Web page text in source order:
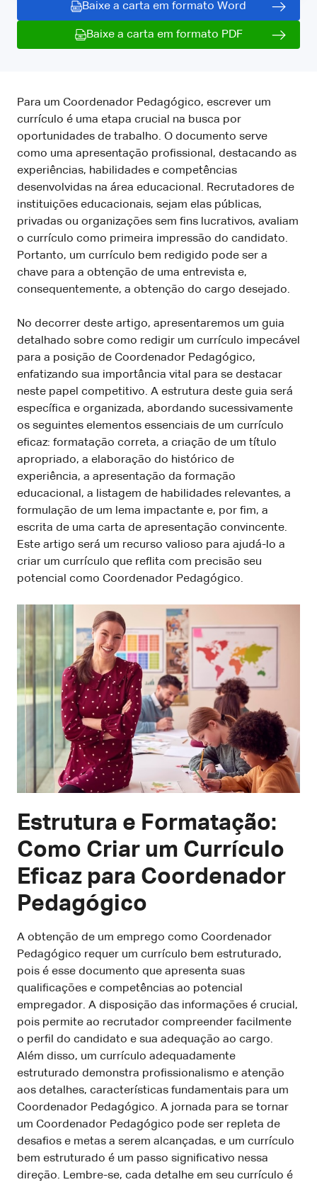
Baixe a carta em formato Word
Baixe a carta em formato PDF
Para um Coordenador Pedagógico, escrever um
currículo é uma etapa crucial na busca por
oportunidades de trabalho. O documento serve
como uma apresentação profissional, destacando as
experiências, habilidades e competências
desenvolvidas na área educacional. Recrutadores de
instituições educacionais, sejam elas públicas,
privadas ou organizações sem fins lucrativos, avaliam
o currículo como primeira impressão do candidato.
Portanto, um currículo bem redigido pode ser a
chave para a obtenção de uma entrevista e,
consequentemente, a obtenção do cargo desejado.
No decorrer deste artigo, apresentaremos um guia
detalhado sobre como redigir um currículo impecável
para a posição de Coordenador Pedagógico,
enfatizando sua importância vital para se destacar
neste papel competitivo. A estrutura deste guia será
específica e organizada, abordando sucessivamente
os seguintes elementos essenciais de um currículo
eficaz: formatação correta, a criação de um título
apropriado, a elaboração do histórico de
experiência, a apresentação da formação
educacional, a listagem de habilidades relevantes, a
formulação de um lema impactante e, por fim, a
escrita de uma carta de apresentação convincente.
Este artigo será um recurso valioso para ajudá-lo a
criar um currículo que reflita com precisão seu
potencial como Coordenador Pedagógico.
Estrutura e Formatação:
Como Criar um Currículo
Eficaz para Coordenador
Pedagógico
A obtenção de um emprego como Coordenador
Pedagógico requer um currículo bem estruturado,
pois é esse documento que apresenta suas
qualificações e competências ao potencial
empregador. A disposição das informações é crucial,
pois permite ao recrutador compreender facilmente
o perfil do candidato e sua adequação ao cargo.
Além disso, um currículo adequadamente
estruturado demonstra profissionalismo e atenção
aos detalhes, características fundamentais para um
Coordenador Pedagógico. A jornada para se tornar
um Coordenador Pedagógico pode ser repleta de
desafios e metas a serem alcançadas, e um currículo
bem estruturado é um passo significativo nessa
direção. Lembre-se, cada detalhe em seu currículo é